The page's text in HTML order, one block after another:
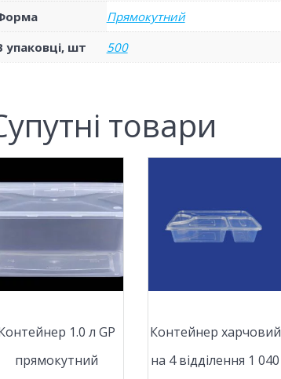
Прямокутний
упаковці, шт
500
товари
1.0 л GР
прямокутний
Контейнер харчовий
на 4 відділення 1 040